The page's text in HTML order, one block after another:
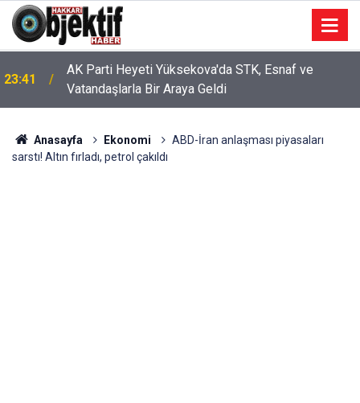
23:41
AK Parti Heyeti Yüksekova'da STK, Esnaf ve
Vatandaşlarla Bir Araya Geldi
Anasayfa Ekonomi
ABD-İran anlaşması piyasaları
sarstı! Altın fırladı, petrol çakıldı